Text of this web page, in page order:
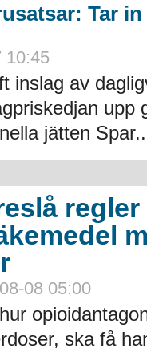
Tar in
10:45
inslag av
upp
jätten
08 05:00
ska få